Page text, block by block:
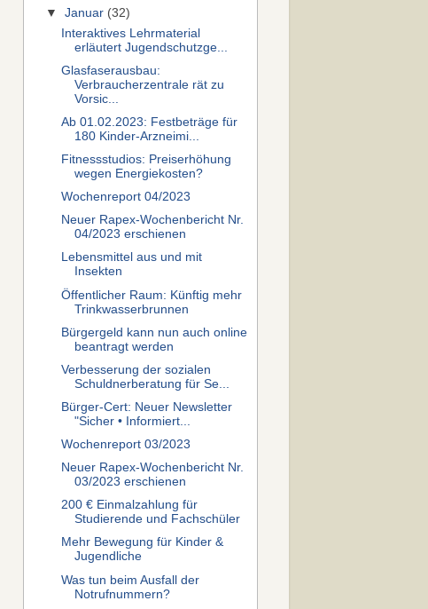
▼Januar (32)
Interaktives Lehrmaterial
erläutert Jugendschutzge...
Glasfaserausbau:
Verbraucherzentrale rät zu
Vorsic...
Ab 01.02.2023: Festbeträge für
180 Kinder-Arzneimi...
Fitnessstudios: Preiserhöhung
wegen Energiekosten?
Wochenreport 04/2023
Neuer Rapex-Wochenbericht Nr.
04/2023 erschienen
Lebensmittel aus und mit
Insekten
Öffentlicher Raum: Künftig mehr
Trinkwasserbrunnen
Bürgergeld kann nun auch online
beantragt werden
Verbesserung der sozialen
Schuldnerberatung für Se...
Bürger-Cert: Neuer Newsletter
"Sicher • Informiert...
Wochenreport 03/2023
Neuer Rapex-Wochenbericht Nr.
03/2023 erschienen
200 € Einmalzahlung für
Studierende und Fachschüler
Mehr Bewegung für Kinder &
Jugendliche
Was tun beim Ausfall der
Notrufnummern?